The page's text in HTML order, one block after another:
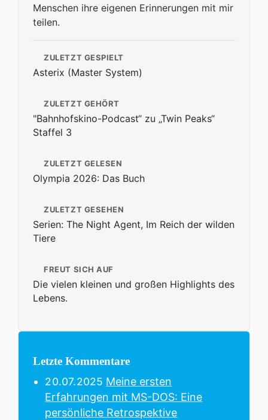
Menschen ihre eigenen Erinnerungen mit mir
teilen.
ZULETZT GESPIELT
Asterix (Master System)
ZULETZT GEHÖRT
"Bahnhofskino-Podcast“ zu „Twin Peaks“
Staffel 3
ZULETZT GELESEN
Olympia 2026: Das Buch
ZULETZT GESEHEN
Serien: The Night Agent, Im Reich der wilden
Tiere
FREUT SICH AUF
Die vielen kleinen und großen Highlights des
Lebens.
Letzte Kommentare
20.07.2025 Meine ersten
Erfahrungen mit MS-DOS: Eine
persönliche Retrospektive